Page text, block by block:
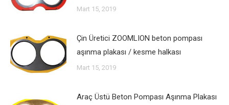
Mart 15, 2019
Çin Üretici ZOOMLION beton pompası
aşınma plakası / kesme halkası
Mart 15, 2019
Araç Üstü Beton Pompası Aşınma Plakası